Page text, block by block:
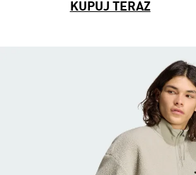
KUPUJ TERAZ